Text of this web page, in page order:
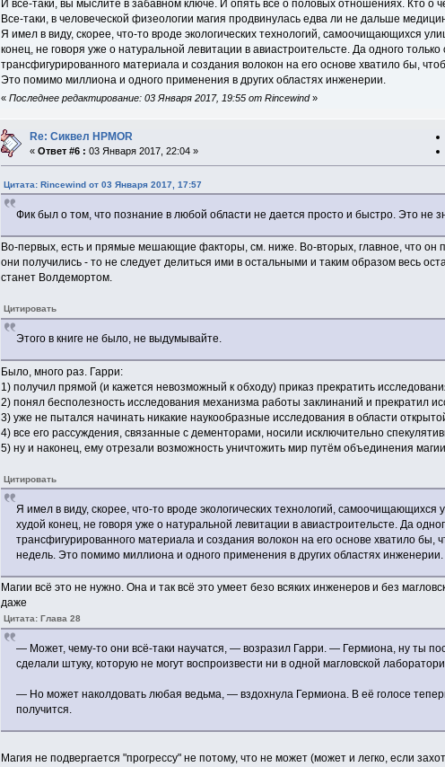
И все-таки, вы мыслите в забавном ключе. И опять все о половых отношениях. Кто о
Все-таки, в человеческой физеологии магия продвинулась едва ли не дальше
Я имел в виду, скорее, что-то вроде экологических технологий, самоочищающихся
конец, не говоря уже о натуральной левитации в авиастроительсте. Да одного
трансфигурированного материала и создания волокон на его основе хватило бы,
Это помимо миллиона и одного применения в других областях инженерии.
« Последнее редактирование: 03 Января 2017, 19:55 от Rincewind»
Re: Сиквел HPMOR
«Ответ #6 : 03 Января 2017, 22:04 »
Цитата: Rincewind от 03 Января 2017, 17:57
Фик был о том, что познание в любой области не дается просто и быстро. Это не
Во-первых, есть и прямые мешающие факторы, см. ниже. Во-вторых, главное, что он
они получились - то не следует делиться ими в остальными и таким образом весь
станет Волдемортом.
Цитировать
Этого в книге не было, не выдумывайте.
Было, много раз. Гарри:
1) получил прямой (и кажется невозможный к обходу) приказ прекратить
2) понял бесполезность исследования механизма работы заклинаний и прекратил
3) уже не пытался начинать никакие наукообразные исследования в области
4) все его рассуждения, связанные с дементорами, носили исключительно
5) ну и наконец, ему отрезали возможность уничтожить мир путём объединения
Цитировать
Я имел в виду, скорее, что-то вроде экологических технологий,
худой конец, не говоря уже о натуральной левитации в авиастроительсте. Да
трансфигурированного материала и создания волокон на его основе хватило бы,
недель. Это помимо миллиона и одного применения в других областях инженерии.
Магии всё это не нужно. Она и так всё это умеет безо всяких инженеров и без
даже
Цитата: Глава 28
— Может, чему-то они всё-таки научатся, — возразил Гарри. — Гермиона, ну ты
сделали штуку, которую не могут воспроизвести ни в одной магловской
— Но может наколдовать любая ведьма, — вздохнула Гермиона. В её голосе
получится.
Магия не подвергается "прогрессу" не потому, что не может (может и легко, если